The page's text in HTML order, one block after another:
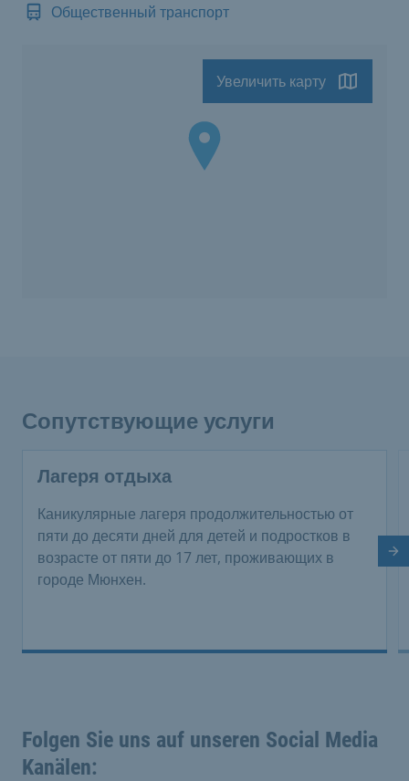
Общественный транспорт
Увеличить карту
Сопутствующие услуги
Лагеря отдыха
Каникулярные лагеря продолжительностью от
пяти до десяти дней для детей и подростков в
возрасте от пяти до 17 лет, проживающих в
городе Мюнхен.
Folgen Sie uns auf unseren Social Media
Kanälen: